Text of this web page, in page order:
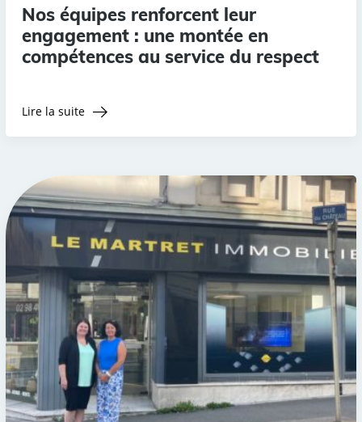
Nos équipes renforcent leur
engagement : une montée en
compétences au service du respect
Lire la suite